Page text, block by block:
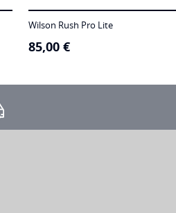
Wilson Rush Pro Lite
85,00€